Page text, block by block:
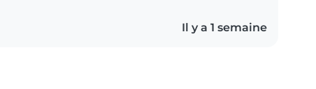
Il y a 1 semaine